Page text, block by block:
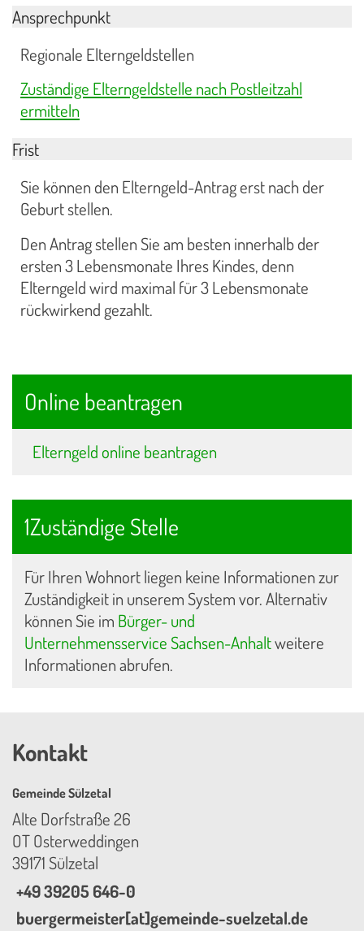
Ansprechpunkt
Regionale Elterngeldstellen
Zuständige Elterngeldstelle nach Postleitzahl
ermitteln
Frist
Sie können den Elterngeld-Antrag erst nach der
Geburt stellen.
Den Antrag stellen Sie am besten innerhalb der
ersten 3 Lebensmonate Ihres Kindes, denn
Elterngeld wird maximal für 3 Lebensmonate
rückwirkend gezahlt.
Online beantragen
Elterngeld online beantragen
1Zuständige Stelle
Für Ihren Wohnort liegen keine Informationen zur
Zuständigkeit in unserem System vor. Alternativ
können Sie im Bürger- und
Unternehmensservice Sachsen-Anhaltweitere
Informationen abrufen.
Kontakt
Gemeinde Sülzetal
Alte Dorfstraße 26
OT Osterweddingen
39171 Sülzetal
+49 39205 646-0
buergermeister[at]gemeinde-suelzetal.de